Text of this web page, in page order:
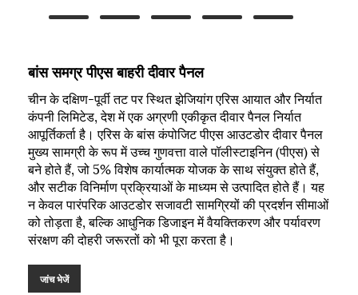
बांस समग्र पीएस बाहरी दीवार पैनल
चीन के दक्षिण-पूर्वी तट पर स्थित झेजियांग एरिस आयात और निर्यात
कंपनी लिमिटेड, देश में एक अग्रणी एकीकृत दीवार पैनल निर्यात
आपूर्तिकर्ता है। एरिस के बांस कंपोजिट पीएस आउटडोर दीवार पैनल
मुख्य सामग्री के रूप में उच्च गुणवत्ता वाले पॉलीस्टाइनिन (पीएस) से
बने होते हैं, जो 5% विशेष कार्यात्मक योजक के साथ संयुक्त होते हैं,
और सटीक विनिर्माण प्रक्रियाओं के माध्यम से उत्पादित होते हैं। यह
न केवल पारंपरिक आउटडोर सजावटी सामग्रियों की प्रदर्शन सीमाओं
को तोड़ता है, बल्कि आधुनिक डिजाइन में वैयक्तिकरण और पर्यावरण
संरक्षण की दोहरी जरूरतों को भी पूरा करता है।
जांच भेजें